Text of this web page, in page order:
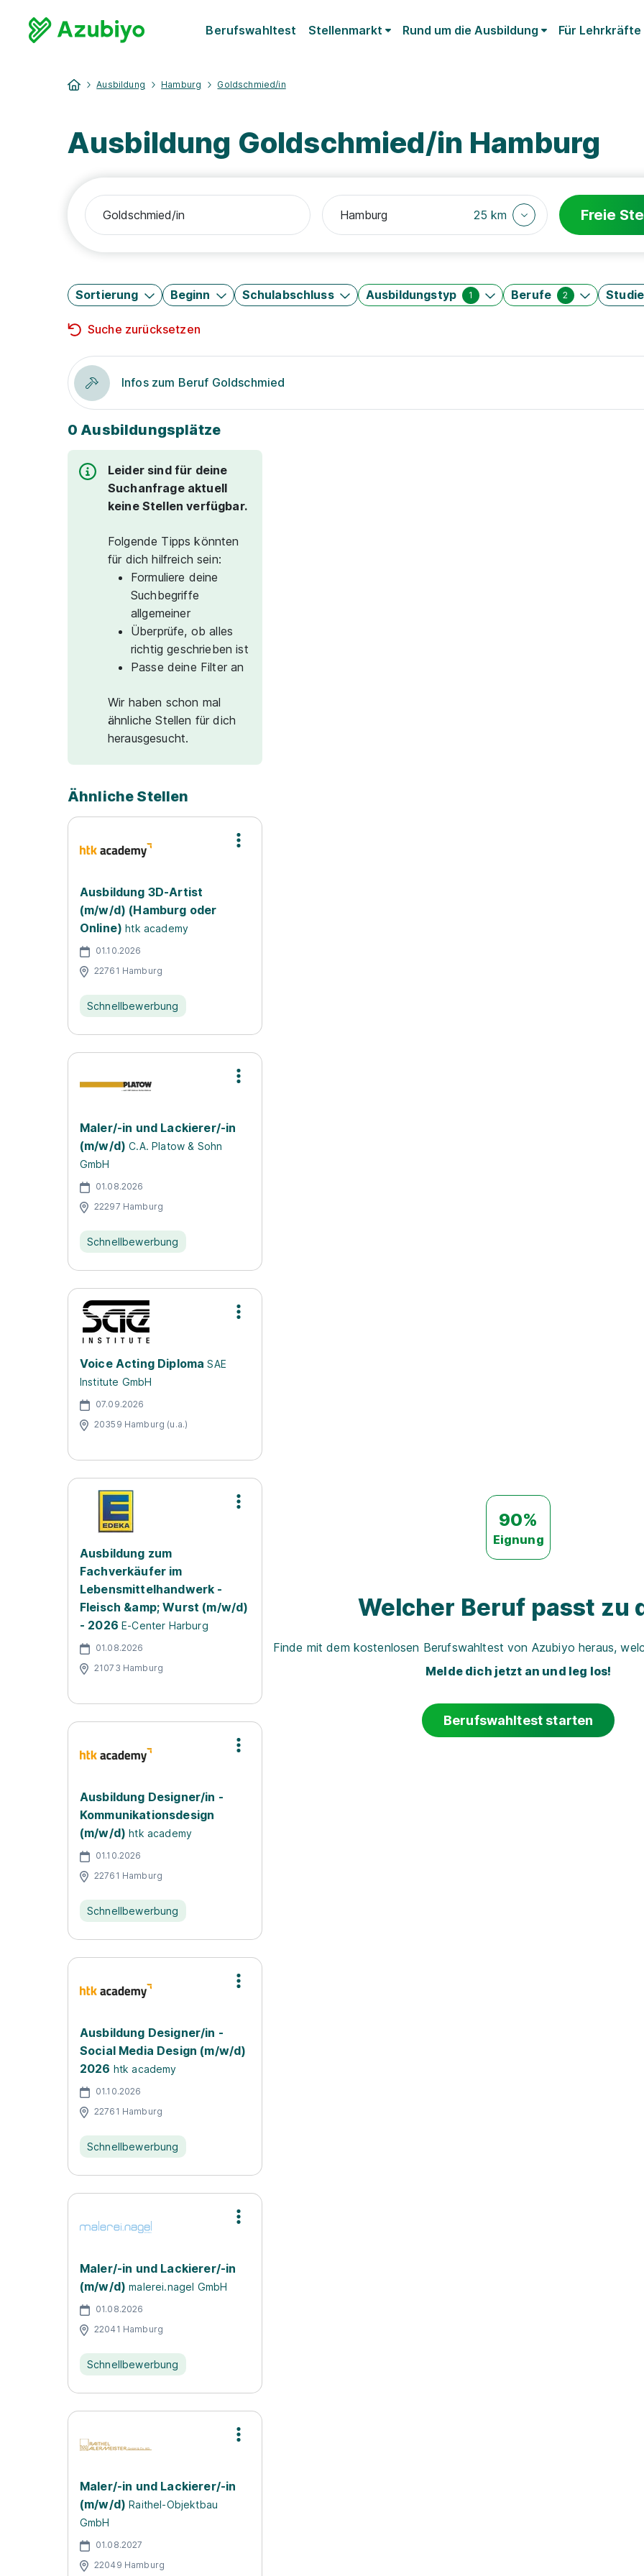
Berufswahltest Stellenmarkt Rund um die Ausbildung Für Lehrkräfte
Ausbildung Hamburg Goldschmied/in
Ausbildung Goldschmied/in Hamburg
25 km Freie
Sortierung Beginn Schulabschluss Ausbildungstyp 1 Berufe 2
Suche zurücksetzen
Infos zum Beruf Goldschmied
0 Ausbildungsplätze
Leider sind für deine
Suchanfrage aktuell
keine Stellen verfügbar.
Folgende Tipps könnten
für dich hilfreich sein:
Formuliere deine
Suchbegriffe
allgemeiner
Überprüfe, ob alles
richtig geschrieben ist
Passe deine Filter an
Wir haben schon mal
ähnliche Stellen für dich
herausgesucht.
Ähnliche Stellen
Ausbildung 3D-Artist
(m/w/d) (Hamburg oder
Online) htk academy
01.10.2026
22761 Hamburg
Schnellbewerbung
Maler/-in und Lackierer/-in
(m/w/d) C.A. Platow & Sohn
GmbH
01.08.2026
22297 Hamburg
Schnellbewerbung
Voice Acting Diploma SAE
Institute GmbH
07.09.2026
20359 Hamburg (u.a.)
Ausbildung zum
Fachverkäufer im
Lebensmittelhandwerk -
Fleisch &amp; Wurst (m/w/d)
- 2026 E-Center Harburg
01.08.2026
21073 Hamburg
Ausbildung Designer/in -
Kommunikationsdesign
(m/w/d) htk academy
01.10.2026
22761 Hamburg
Schnellbewerbung
Ausbildung Designer/in -
Social Media Design (m/w/d)
2026 htk academy
01.10.2026
22761 Hamburg
Schnellbewerbung
Maler/-in und Lackierer/-in
(m/w/d) malerei.nagel GmbH
01.08.2026
22041 Hamburg
Schnellbewerbung
Maler/-in und Lackierer/-in
(m/w/d) Raithel-Objektbau
GmbH
01.08.2027
22049 Hamburg
90%
Eignung
Welcher Beruf passt zu
Finde mit dem kostenlosen Berufswahltest von Azubiyo heraus,
Melde dich jetzt an und leg los!
Berufswahltest starten